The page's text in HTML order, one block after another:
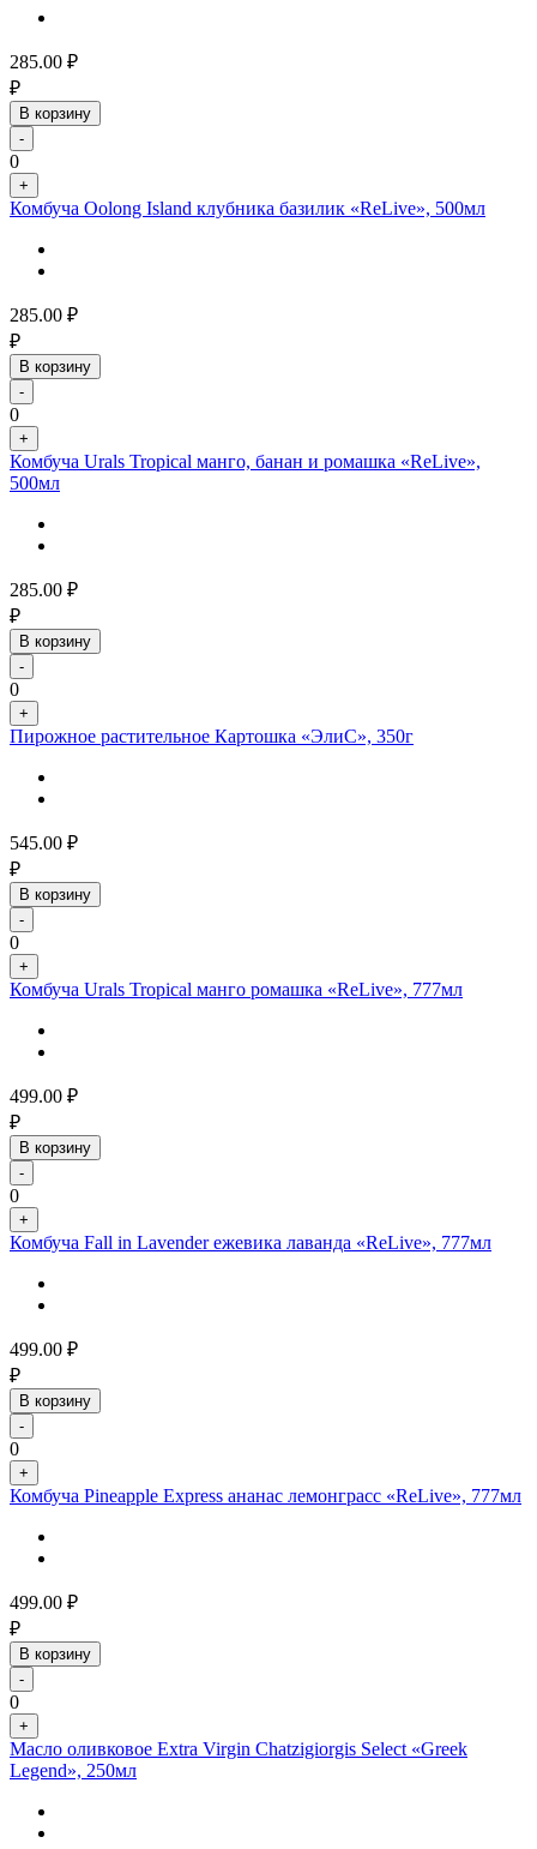
285.00 ₽
₽
В корзину
-
0
+
Комбуча Oolong Island клубника базилик «ReLive», 500мл
285.00 ₽
₽
В корзину
-
0
+
Комбуча Urals Tropical манго, банан и ромашка «ReLive»,
500мл
285.00 ₽
₽
В корзину
-
0
+
Пирожное растительное Картошка «ЭлиС», 350г
545.00 ₽
₽
В корзину
-
0
+
Комбуча Urals Tropical манго ромашка «ReLive», 777мл
499.00 ₽
₽
В корзину
-
0
+
Комбуча Fall in Lavender ежевика лаванда «ReLive», 777мл
499.00 ₽
₽
В корзину
-
0
+
Комбуча Pineapple Express ананас лемонграсс «ReLive», 777мл
499.00 ₽
₽
В корзину
-
0
+
Масло оливковое Extra Virgin Chatzigiorgis Select «Greek
Legend», 250мл